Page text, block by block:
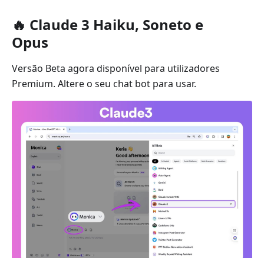
🔥 Claude 3 Haiku, Soneto e
Opus
Versão Beta agora disponível para utilizadores
Premium. Altere o seu chat bot para usar.